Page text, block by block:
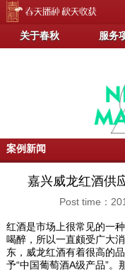
关于春秋 服务
案例新闻
嘉兴威龙红酒供
Post time：
红酒是市场上很常见的一
喝醉，所以一直颇受广大
东，威龙红酒有着很高的
予“中国葡萄酒A级产品”。